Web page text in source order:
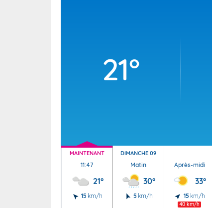
21°
MAINTENANT
11:47
21°
15 km/h
DIMANCHE 09
Matin
30°
5 km/h
Après-midi
33°
15 km/h
40 km/h